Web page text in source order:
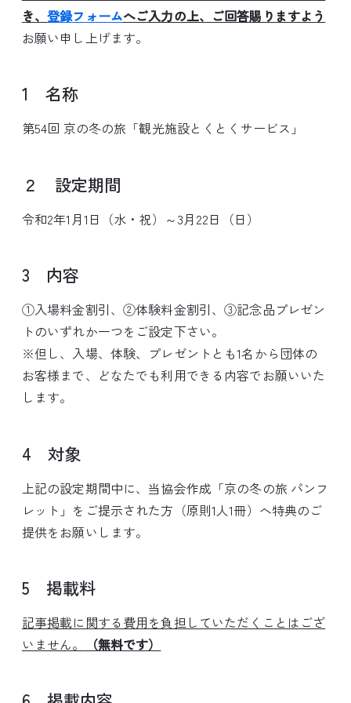
き、登録フォームへご入力の上、ご回答賜りますよう
お願い申し上げます。
1 名称
第54回 京の冬の旅「観光施設とくとくサービス」
２ 設定期間
令和2年1月1日（水・祝）～3月22日（日）
3 内容
①入場料金割引、②体験料金割引、③記念品プレゼン
トのいずれか一つをご設定下さい。
※但し、入場、体験、プレゼントとも1名から団体の
お客様まで、どなたでも利用できる内容でお願いいた
します。
4 対象
上記の設定期間中に、当協会作成「京の冬の旅 パンフ
レット」をご提示された方（原則1人1冊）へ特典のご
提供をお願いします。
5 掲載料
記事掲載に関する費用を負担していただくことはござ
いません。
（無料です）